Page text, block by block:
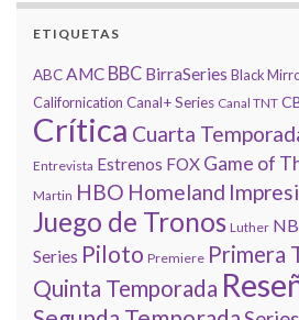
ETIQUETAS
ABC AMC BBC BirraSeries Black
Californication Canal+ Series Canal TNT
Crítica Cuarta
Entrevista Estrenos FOX Game of
Martin HBO Homeland
Juego de Tronos Luther
Series Piloto Premiere Primera
Quinta Temporada